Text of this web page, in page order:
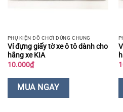
PHỤ KIỆN ĐỒ CHƠI DÙNG CHUNG
Ví đựng giấy tờ xe ô tô dành cho
hãng xe KIA
10.000₫
MUA NGAY